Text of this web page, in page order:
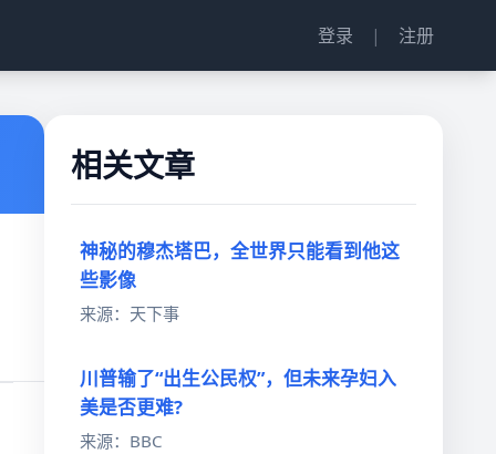
登录 | 注册
相关文章
神秘的穆杰塔巴，全世界只能看到他这
些影像
来源：天下事
川普输了“出生公民权”，但未来孕妇入
美是否更难?
来源：BBC